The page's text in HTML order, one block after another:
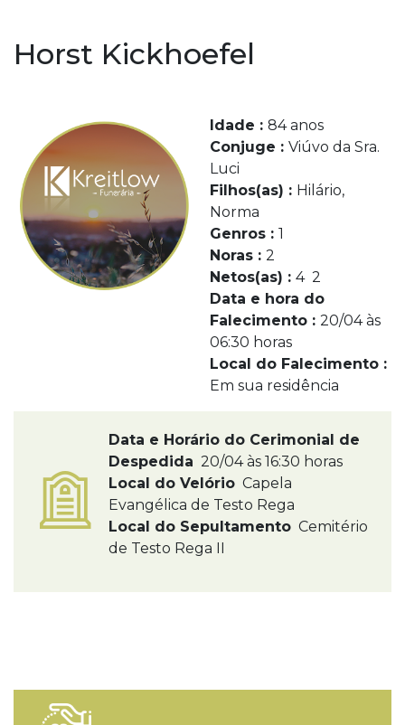
Horst Kickhoefel
Idade : 84 anos
Conjuge : Viúvo da Sra.
Luci
Filhos(as) : Hilário,
Norma
Genros : 1
Noras : 2
Netos(as) : 4 2
Data e hora do
Falecimento : 20/04 às
06:30 horas
Local do Falecimento :
Em sua residência
Data e Horário do Cerimonial de
Despedida 20/04 às 16:30 horas
Local do Velório Capela
Evangélica de Testo Rega
Local do Sepultamento Cemitério
de Testo Rega II